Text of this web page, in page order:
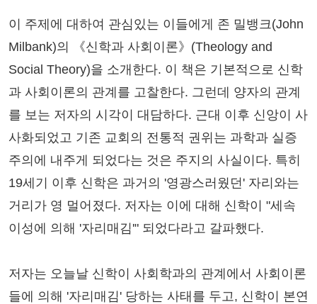
이 주제에 대하여 관심있는 이들에게 존 밀뱅크(John
Milbank)의 《신학과 사회이론》(Theology and
Social Theory)을 소개한다. 이 책은 기본적으로 신학
과 사회이론의 관계를 고찰한다. 그런데 양자의 관계
를 보는 저자의 시각이 대담하다. 근대 이후 신앙이 사
사화되었고 기존 교회의 전통적 권위는 과학과 실증
주의에 내주게 되었다는 것은 주지의 사실이다. 특히
19세기 이후 신학은 과거의 '영광스러웠던' 자리와는
거리가 영 멀어졌다. 저자는 이에 대해 신학이 "세속
이성에 의해 '자리매김'" 되었다라고 갈파했다.
저자는 오늘날 신학이 사회학과의 관계에서 사회이론
들에 의해 '자리매김' 당하는 사태를 두고, 신학이 본연